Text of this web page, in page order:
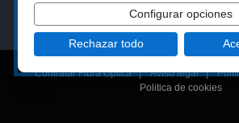
Contratar Fibra Óptica| Aviso legal|
Politica de cookies
Configurar opciones
Rechazar todo